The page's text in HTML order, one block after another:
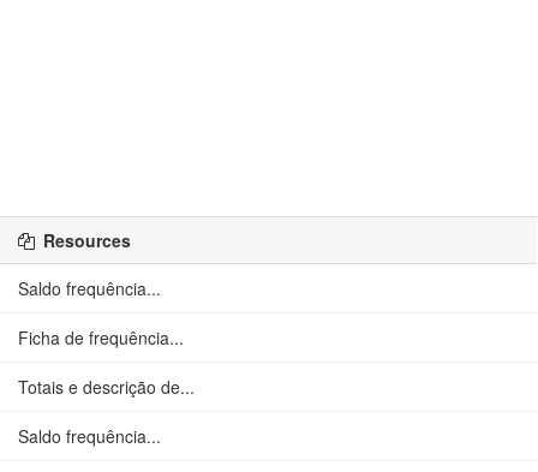
Resources
Saldo frequência...
Ficha de frequência...
Totais e descrição de...
Saldo frequência...